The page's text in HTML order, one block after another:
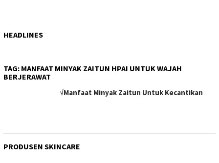
HEADLINES
TAG: MANFAAT MINYAK ZAITUN HPAI UNTUK WAJAH
BERJERAWAT
√Manfaat Minyak Zaitun Untuk Kecantikan
PRODUSEN SKINCARE